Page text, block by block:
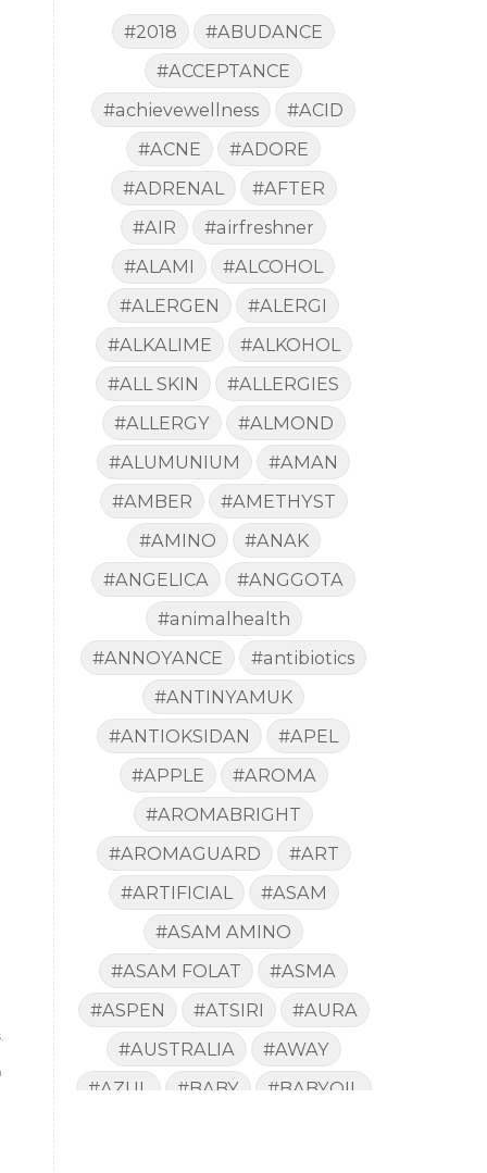
#2018
#ABUDANCE
#ACCEPTANCE
#achievewellness
#ACID
#ACNE
#ADORE
#ADRENAL
#AFTER
#AIR
#airfreshner
#ALAMI
#ALCOHOL
#ALERGEN
#ALERGI
#ALKALIME
#ALKOHOL
#ALL SKIN
#ALLERGIES
#ALLERGY
#ALMOND
#ALUMUNIUM
#AMAN
#AMBER
#AMETHYST
#AMINO
#ANAK
#ANGELICA
#ANGGOTA
#animalhealth
#ANNOYANCE
#antibiotics
#ANTINYAMUK
#ANTIOKSIDAN
#APEL
#APPLE
#AROMA
#AROMABRIGHT
#AROMAGUARD
#ART
#ARTIFICIAL
#ASAM
#ASAM AMINO
#ASAM FOLAT
#ASMA
#ASPEN
#ATSIRI
#AURA
#AUSTRALIA
#AWAY
#AZUL
#BABY
#BABYOIL